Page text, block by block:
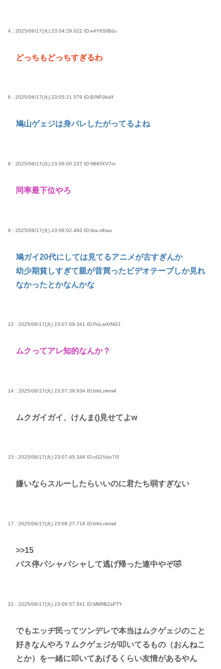
4 : 2025/06/17(火) 23:04:29.022 ID:e4Y6SIBdu
どっちもどっちすぎるわ
6 : 2025/06/17(火) 23:05:21.579 ID:B/NP3bi4f
鳩山ゲェジは身バレしたがってるよね
8 : 2025/06/17(火) 23:06:00.237 ID:N6KfXV7ni
同率最下位やろ
9 : 2025/06/17(火) 23:06:02.460 ID:rba.nlhau
鳩ガイ20代にしては見てるアニメが古すぎんか
幼少期貧しすぎて親が昔買ったビデオテープしか見れ
なかったとかなんかな
12 : 2025/06/17(火) 23:07:09.341 ID:FoLwXtNG1
ムクってアレ知的なんか？
14 : 2025/06/17(火) 23:07:39.634 ID:bihLnkmi4
ムクガイガイ、けんま()見せてよw
15 : 2025/06/17(火) 23:07:45.348 ID:xG2Vdo7I5
嫌いならスルーしたらいいのに君たち弱すぎない
17 : 2025/06/17(火) 23:08:27.718 ID:bihLnkmi4
>>15
バス停パシャパシャして逃げ帰った連中やぞ🤣
22 : 2025/06/17(火) 23:09:57.541 ID:M9RBZaFTY
でもエッヂ民ってツンデレで本当はムクゲェジのこと
好きなんやろ？ムクゲェジが叩いてるもの（おんねこ
とか）を一緒に叩いてあげるくらい友情があるやん